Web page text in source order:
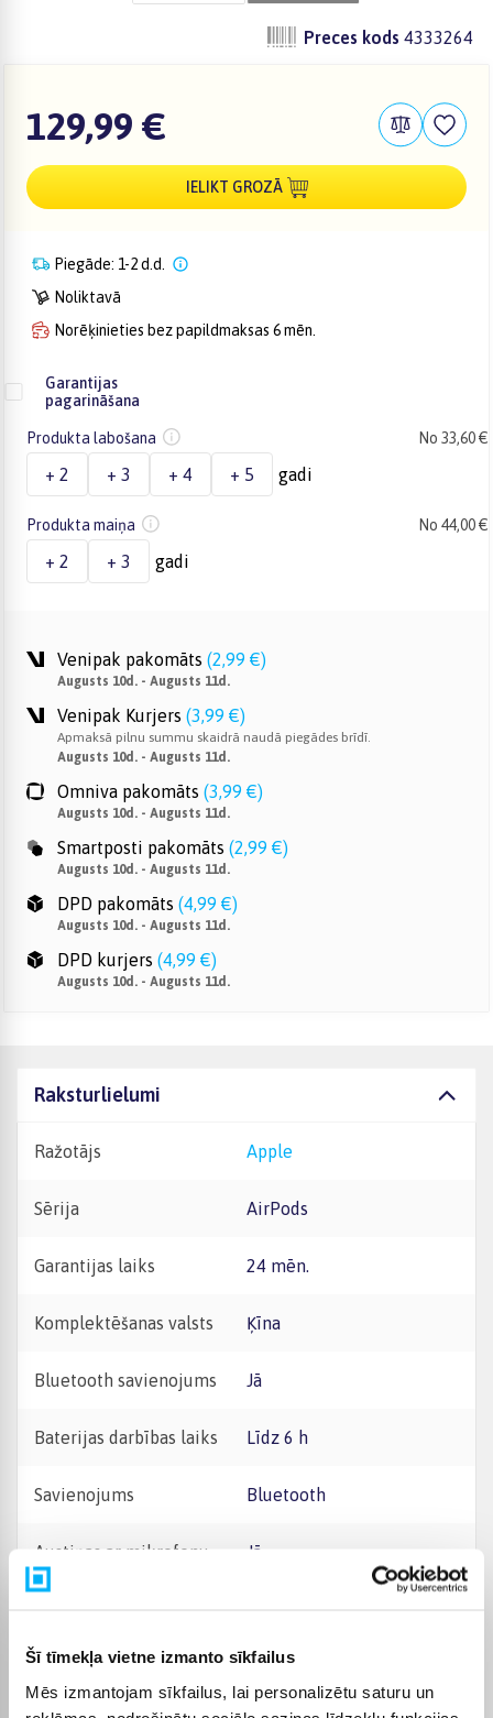
Šī tīmekļa vietne izmanto sīkfailus
Mēs izmantojam sīkfailus, lai personalizētu saturu un
Preces kods 4333264
129,99 €
IELIKT GROZĀ
Piegāde: 1-2 d.d.
Noliktavā
Norēķinieties bez papildmaksas 6 mēn.
Garantijas
pagarināšana
Produkta labošana No 33,60 €
+ 2 + 3 + 4 + 5 gadi
Produkta maiņa No 44,00 €
+ 2 + 3 gadi
Venipak pakomāts (2,99 €)
Augusts 10d. - Augusts 11d.
Venipak Kurjers (3,99 €)
Apmaksā pilnu summu skaidrā naudā piegādes brīdī.
Augusts 10d. - Augusts 11d.
Omniva pakomāts (3,99 €)
Augusts 10d. - Augusts 11d.
Smartposti pakomāts (2,99 €)
Augusts 10d. - Augusts 11d.
DPD pakomāts (4,99 €)
Augusts 10d. - Augusts 11d.
DPD kurjers (4,99 €)
Augusts 10d. - Augusts 11d.
Raksturlielumi
Ražotājs Apple
Sērija AirPods
Garantijas laiks 24 mēn.
Komplektēšanas valsts Ķīna
Bluetooth savienojums Jā
Baterijas darbības laiks Līdz 6 h
Savienojums Bluetooth
Austiņas ar mikrofonu Jā
Bezvadu austiņas